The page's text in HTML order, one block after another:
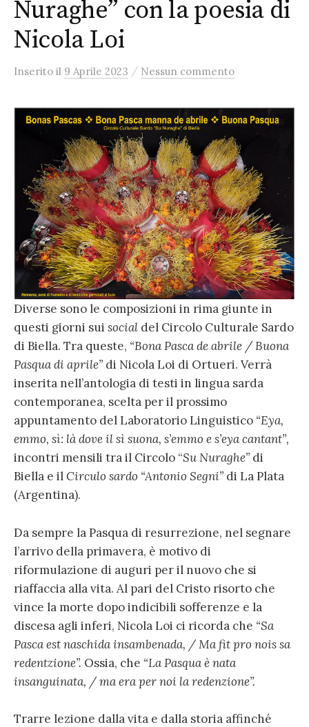
Nuraghe” con la poesia di
Nicola Loi
Inserito il 9 Aprile 2023 / Nessun commento
Diverse sono le composizioni in rima giunte in
questi giorni sui social del Circolo Culturale Sardo
di Biella. Tra queste, “Bona Pasca de abrile / Buona
Pasqua di aprile” di Nicola Loi di Ortueri. Verrà
inserita nell’antologia di testi in lingua sarda
contemporanea, scelta per il prossimo
appuntamento del Laboratorio Linguistico “Eya,
emmo, sì: là dove il sì suona, s’emmo e s’eya cantant”,
incontri mensili tra il Circolo “Su Nuraghe” di
Biella e ilCirculo sardo “Antonio Segni” di La Plata
(Argentina).
Da sempre la Pasqua di resurrezione, nel segnare
l’arrivo della primavera, è motivo di
riformulazione di auguri per il nuovo che si
riaffaccia alla vita. Al pari del Cristo risorto che
vince la morte dopo indicibili sofferenze e la
discesa agli inferi, Nicola Loi ci ricorda che “Sa
Pasca est naschida insambenada, / Ma fit pro nois sa
redentzione”. Ossia, che “La Pasqua è nata
insanguinata, / ma era per noi la redenzione”.
Trarre lezione dalla vita e dalla storia affinché